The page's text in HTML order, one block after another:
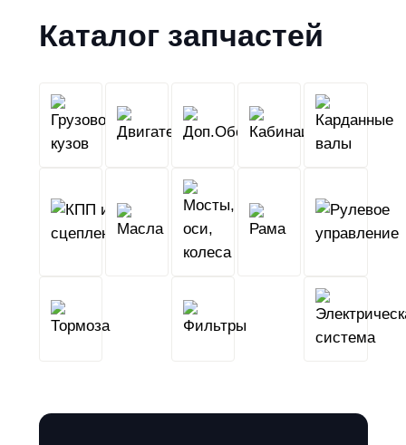
Каталог запчастей
Грузовой
кузов
Двигатель Кабина
КПП
и
сцепление
Масла
оси,
Рама
Тормоза Фильтры